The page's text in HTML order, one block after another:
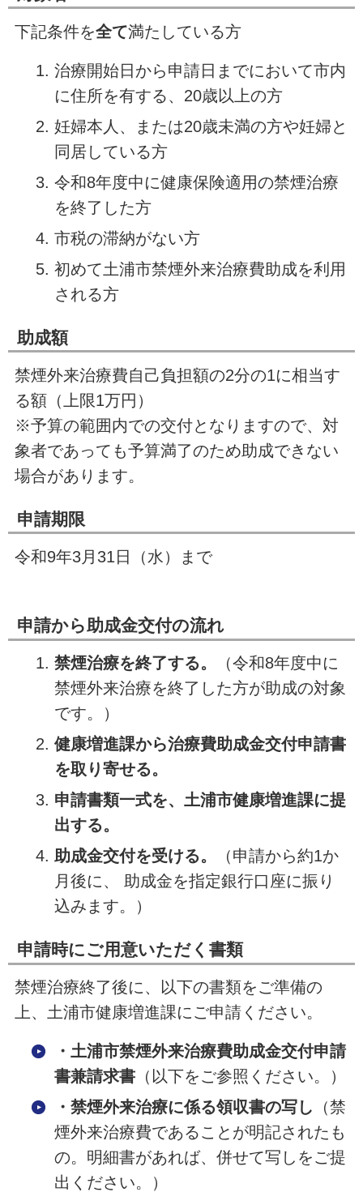
下記条件を全て満たしている方
治療開始日から申請日までにおいて市内
に住所を有する、20歳以上の方
妊婦本人、または20歳未満の方や妊婦と
同居している方
令和8年度中に健康保険適用の禁煙治療
を終了した方
市税の滞納がない方
初めて土浦市禁煙外来治療費助成を利用
される方
助成額
禁煙外来治療費自己負担額の2分の1に相当す
る額（上限1万円）
※予算の範囲内での交付となりますので、対
象者であっても予算満了のため助成できない
場合があります。
申請期限
令和9年3月31日（水）まで
申請から助成金交付の流れ
禁煙治療を終了する。
（令和8年度中に
禁煙外来治療を終了した方が助成の対象
です。）
健康増進課から治療費助成金交付申請書
を取り寄せる。
申請書類一式を、土浦市健康増進課に提
出する。
助成金交付を受ける。
（申請から約1か
月後に、 助成金を指定銀行口座に振り
込みます。）
申請時にご用意いただく書類
禁煙治療終了後に、以下の書類をご準備の
上、土浦市健康増進課にご申請ください。
・土浦市禁煙外来治療費助成金交付申請
書兼請求書（以下をご参照ください。）
・禁煙外来治療に係る領収書の写し （禁
煙外来治療費であることが明記されたも
の。明細書があれば、併せて写しをご提
出ください。）